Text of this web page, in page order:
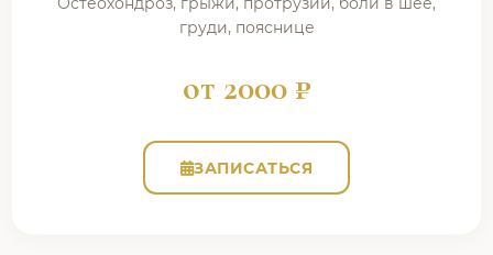
груди, пояснице
от 2000 ₽
ЗАПИСАТЬСЯ